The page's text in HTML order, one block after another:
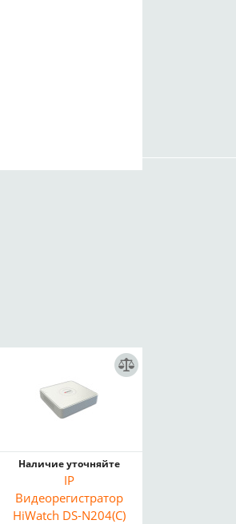
Наличие уточняйте
IP
Видеорегистратор
HiWatch DS-N204(C)